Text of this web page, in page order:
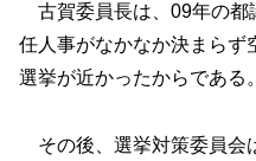
古賀委員長は、09年の都
任人事がなかなか決まらず
選挙が近かったからである。
その後、選挙対策委員会